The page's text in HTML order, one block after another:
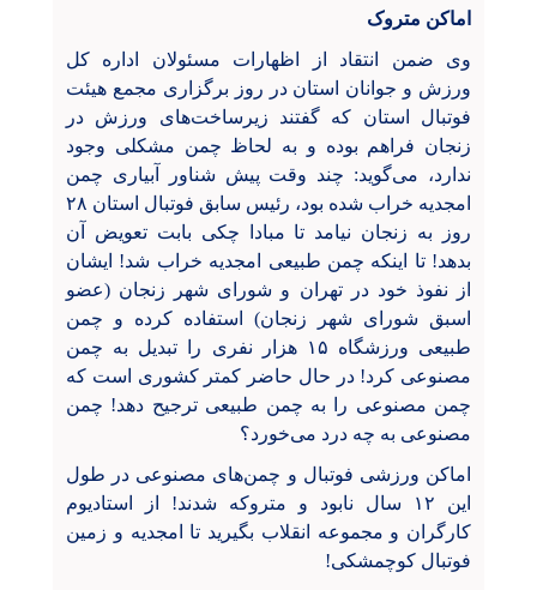
اماکن متروک
وی ضمن انتقاد از اظهارات مسئولان اداره کل
ورزش و جوانان استان در روز برگزاری مجمع هیئت
فوتبال استان که گفتند زیرساخت‌های ورزش در
زنجان فراهم بوده و به لحاظ چمن مشکلی وجود
ندارد، می‌گوید: چند وقت پیش شناور آبیاری چمن
امجدیه خراب شده بود، رئیس سابق فوتبال استان ۲۸
روز به زنجان نیامد تا مبادا چکی بابت تعویض آن
بدهد! تا اینکه چمن طبیعی امجدیه خراب شد! ایشان
از نفوذ خود در تهران و شورای شهر زنجان (عضو
اسبق شورای شهر زنجان) استفاده کرده و چمن
طبیعی ورزشگاه ۱۵ هزار نفری را تبدیل به چمن
مصنوعی کرد! در حال حاضر کمتر کشوری است که
چمن مصنوعی را به چمن طبیعی ترجیح دهد! چمن
مصنوعی به چه درد می‌خورد؟
اماکن ورزشی فوتبال و چمن‌های مصنوعی در طول
این ۱۲ سال نابود و متروکه شدند! از استادیوم
کارگران و مجموعه انقلاب بگیرید تا امجدیه و زمین
فوتبال کوچمشکی!